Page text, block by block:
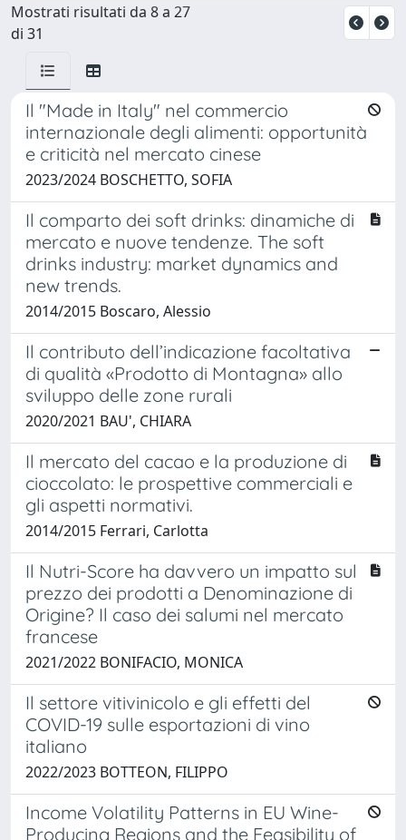
Mostrati risultati da 8 a 27
di 31
Il "Made in Italy" nel commercio
internazionale degli alimenti: opportunità
e criticità nel mercato cinese
2023/2024 BOSCHETTO, SOFIA
Il comparto dei soft drinks: dinamiche di
mercato e nuove tendenze. The soft
drinks industry: market dynamics and
new trends.
2014/2015 Boscaro, Alessio
Il contributo dell’indicazione facoltativa
di qualità «Prodotto di Montagna» allo
sviluppo delle zone rurali
2020/2021 BAU', CHIARA
Il mercato del cacao e la produzione di
cioccolato: le prospettive commerciali e
gli aspetti normativi.
2014/2015 Ferrari, Carlotta
Il Nutri-Score ha davvero un impatto sul
prezzo dei prodotti a Denominazione di
Origine? Il caso dei salumi nel mercato
francese
2021/2022 BONIFACIO, MONICA
Il settore vitivinicolo e gli effetti del
COVID-19 sulle esportazioni di vino
italiano
2022/2023 BOTTEON, FILIPPO
Income Volatility Patterns in EU Wine-
Producing Regions and the Feasibility of